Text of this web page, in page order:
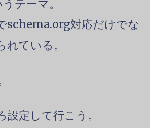
テーマ。
schema.org対応だけでな
れている。
設定して行こう。